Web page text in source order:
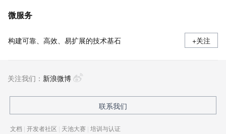
微服务
构建可靠、高效、易扩展的技术基石 +关注
关注我们： 新浪微博
联系我们
文档 | 开发者社区 | 天池大赛 | 培训与认证